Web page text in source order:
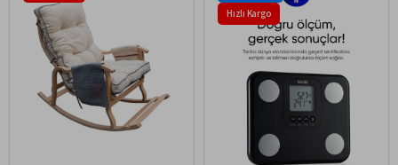
Hızlı Kargo